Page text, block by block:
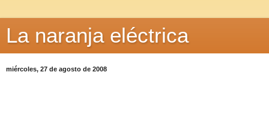
La naranja eléctrica
miércoles, 27 de agosto de 2008